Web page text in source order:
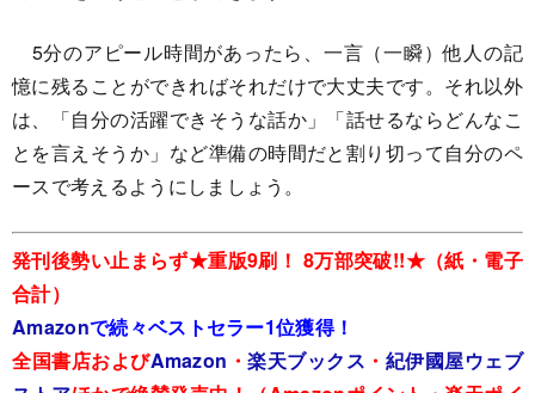
5分のアピール時間があったら、一言（一瞬）他人の記
憶に残ることができればそれだけで大丈夫です。それ以外
は、「自分の活躍できそうな話か」「話せるならどんなこ
とを言えそうか」など準備の時間だと割り切って自分のペ
ースで考えるようにしましょう。
発刊後勢い止まらず★重版9刷！ 8万部突破!!★（紙・電子
合計）
Amazonで続々ベストセラー1位獲得！
全国書店およびAmazon ・楽天ブックス ・ 紀伊國屋ウェブ